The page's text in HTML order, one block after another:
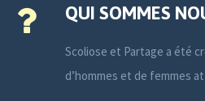
QUI SOMMES
Scoliose et Partage a été
d’hommes et de femmes